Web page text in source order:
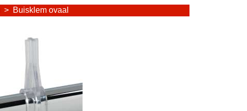
> Buisklem ovaal